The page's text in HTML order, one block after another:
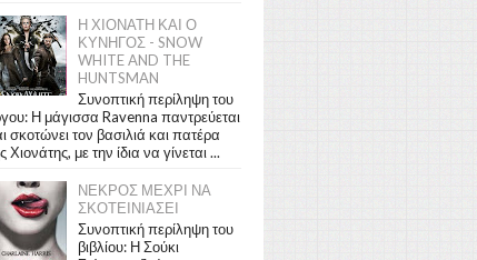
Η ΧΙΟΝΑΤΗ ΚΑΙ Ο
ΚΥΝΗΓΟΣ - SNOW
WHITE AND THE
HUNTSMAN
Συνοπτική περίληψη του
Η μάγισσα Ravenna παντρεύεται
σκοτώνει τον βασιλιά και πατέρα
Χιονάτης, με την ίδια να γίνεται ...
ΝΕΚΡΟΣ ΜΕΧΡΙ ΝΑ
ΣΚΟΤΕΙΝΙΑΣΕΙ
Συνοπτική περίληψη του
βιβλίου: Η Σούκι